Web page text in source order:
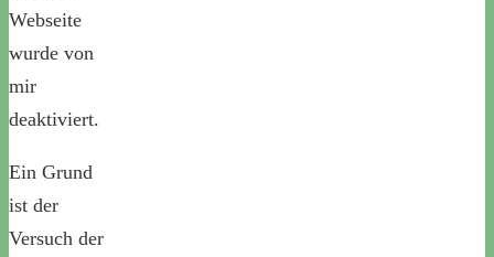
Webseite
wurde von
mir
deaktiviert.
Ein Grund
ist der
Versuch der